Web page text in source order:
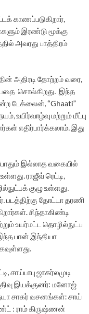
காணப்படுகிறார்,
இரண்டு மூக்கு
அவரது பாத்திரம்
அதிரடி தோற்றம் வரை,
சொல்கிறது. இந்த
டேக்லைன், “Ghaati”
உயிர்வாழ்வு மற்றும் மீட்பு
எதிர்பார்க்கலாம். இது
இல்லாத வகையில்
ராஜீவ் ரெட்டி,
குழு உள்ளது.
படத்திற்கு தோட்டா தரணி
சிந்தாகிண்டி
உயர்மட்ட தொழில்நுட்ப
பான் இந்தியா
சாய்பாபு ஜாகர்லமுடி
இயக்குனர்: மனோஜ்
சாகர் வசனங்கள்: சாய்
: ராம் கிருஷ்ணன்